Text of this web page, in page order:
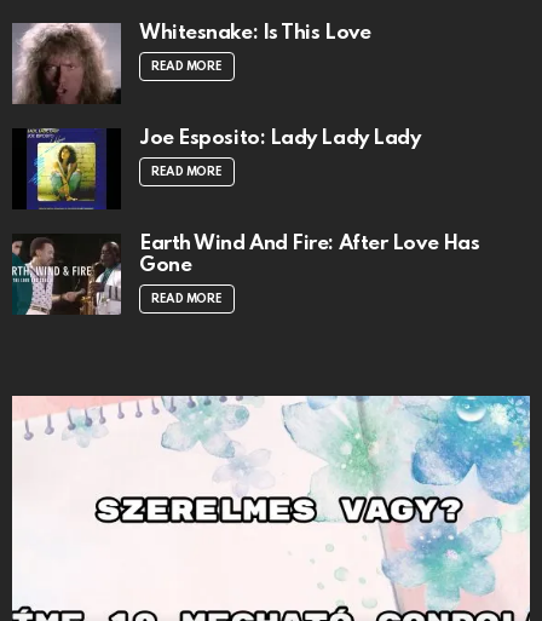
Whitesnake: Is This Love
READ MORE
Joe Esposito: Lady Lady Lady
READ MORE
Earth Wind And Fire: After Love Has
Gone
READ MORE